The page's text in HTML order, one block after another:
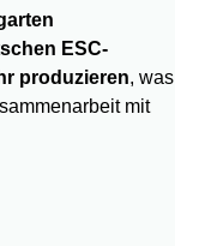
ESC-
produzieren, was
mit